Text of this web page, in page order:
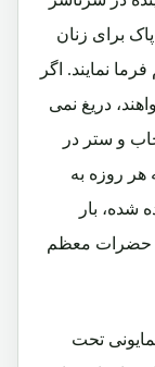
برای زنان
نمایند. اگر
دریغ نمی
و ستر در
هر روزه به
شده، بار
حضرات معظم
تحت